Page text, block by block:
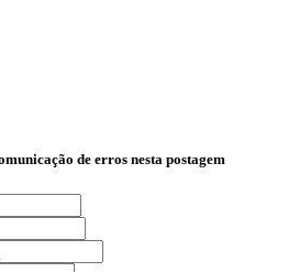
de erros nesta postagem